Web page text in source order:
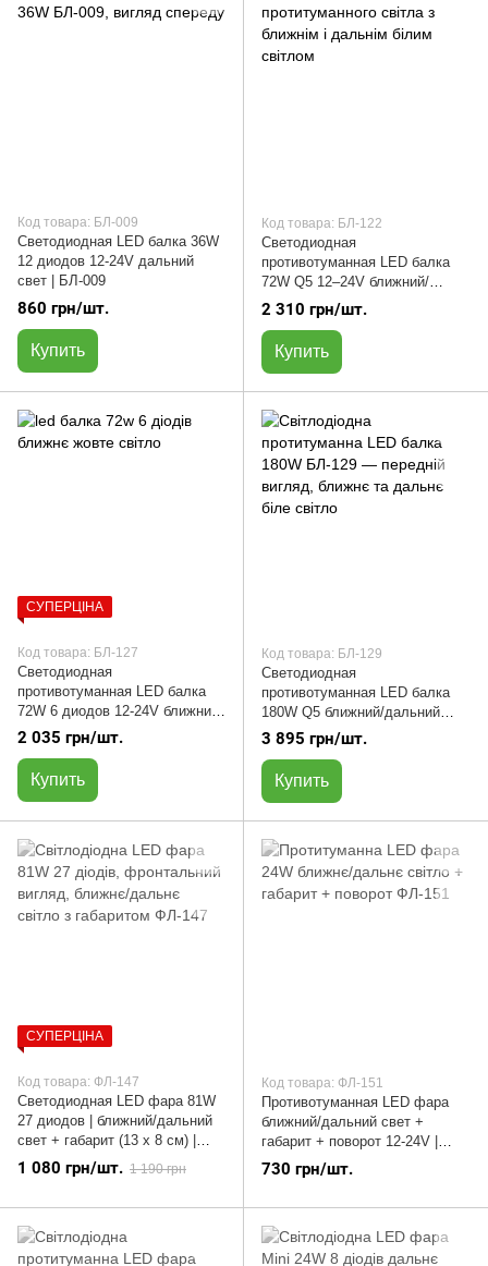
Код товара: БЛ-009
Светодиодная LED балка 36W
12 диодов 12-24V дальний
свет | БЛ-009
860 грн/шт.
Купить
Код товара: БЛ-122
Светодиодная
противотуманная LED балка
72W Q5 12–24V ближний/
дальний белый свет | БЛ-122
2 310 грн/шт.
Купить
СУПЕРЦІНА
Код товара: БЛ-127
Светодиодная
противотуманная LED балка
72W 6 диодов 12-24V ближний
/дальний желтый /белый свет |
2 035 грн/шт.
Купить
Код товара: БЛ-129
Светодиодная
противотуманная LED балка
180W Q5 ближний/дальний
белый свет | БЛ-129
3 895 грн/шт.
Купить
СУПЕРЦІНА
Код товара: ФЛ-147
Светодиодная LED фара 81W
27 диодов | ближний/дальний
свет + габарит (13 х 8 см) |
ФЛ-147
1 080 грн/шт. 1 190 грн
Код товара: ФЛ-151
Противотуманная LED фара
ближний/дальний свет +
габарит + поворот 12-24V |
ФЛ-151
730 грн/шт.